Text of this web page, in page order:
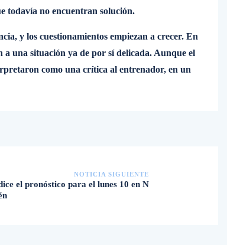
todavía no encuentran solución.
y los cuestionamientos empiezan a crecer. En
a una situación ya de por sí delicada. Aunque el
como una crítica al entrenador, en un
NOTICIA SIGUIENTE
el pronóstico para el lunes 10 en N